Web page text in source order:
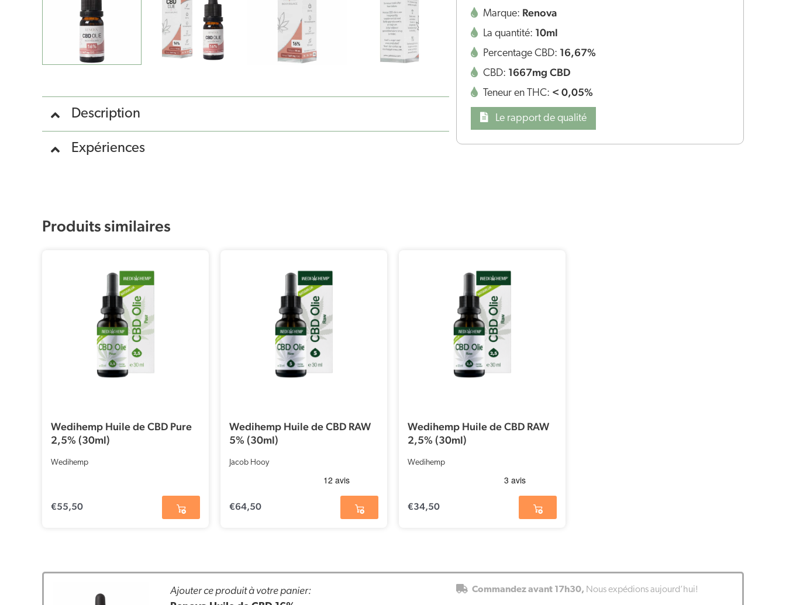
Description
Expériences
Marque: Renova
La quantité: 10ml
Percentage CBD: 16,67%
CBD: 1667mg CBD
Teneur en THC: < 0,05%
Le rapport de qualité
Produits similaires
Wedihemp Huile de CBD Pure
2,5% (30ml)
Wedihemp
€55,50
Wedihemp Huile de CBD RAW
5% (30ml)
Jacob Hooy
€64,50
Wedihemp Huile de CBD RAW
2,5% (30ml)
Wedihemp
€34,50
Ajouter ce produit à votre panier: Commandez avant 17h30, Nous expédions aujourd’hui!